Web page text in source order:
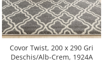
Covor Twist, 200 x 290 Gri
Deschis/Alb-Crem, 1924A